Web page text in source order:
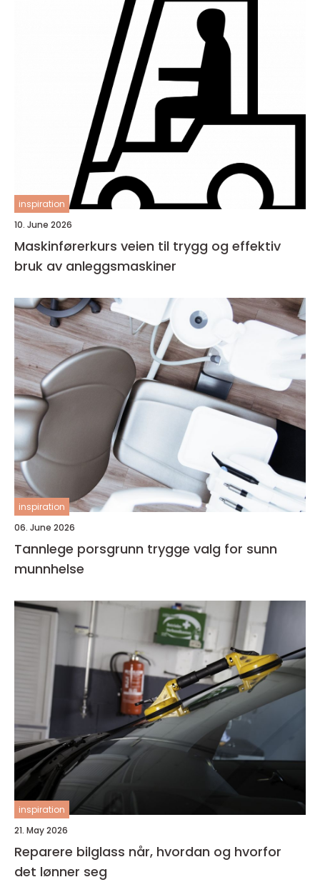
inspiration
10. June 2026
Maskinførerkurs veien til trygg og effektiv
bruk av anleggsmaskiner
inspiration
06. June 2026
Tannlege porsgrunn trygge valg for sunn
munnhelse
inspiration
21. May 2026
Reparere bilglass når, hvordan og hvorfor
det lønner seg